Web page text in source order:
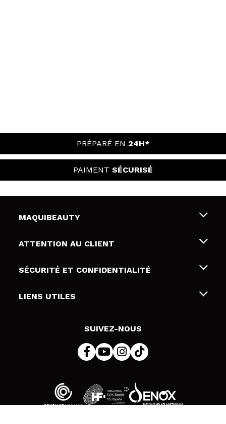
PRÉPARÉ EN 24H*
PAIMENT SÉCURISÉ
MAQUIBEAUTY
Qui sommes nous
Cartes-cadeaux
ATTENTION AU CLIENT
Livraison & retour
Modes de paiement
SÉCURITÉ ET CONFIDENTIALITÉ
Conditions et confidentialité
LIENS UTILES
SUIVEZ-NOUS